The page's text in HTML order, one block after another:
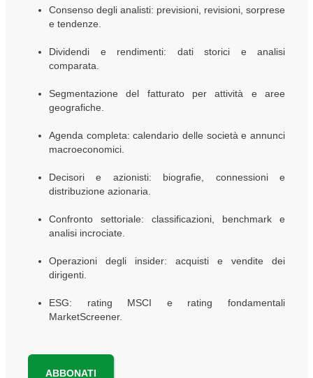
Consenso degli analisti: previsioni, revisioni, sorprese
e tendenze.
Dividendi e rendimenti: dati storici e analisi
comparata.
Segmentazione del fatturato per attività e aree
geografiche.
Agenda completa: calendario delle società e annunci
macroeconomici.
Decisori e azionisti: biografie, connessioni e
distribuzione azionaria.
Confronto settoriale: classificazioni, benchmark e
analisi incrociate.
Operazioni degli insider: acquisti e vendite dei
dirigenti.
ESG: rating MSCI e rating fondamentali
MarketScreener.
ABBONATI